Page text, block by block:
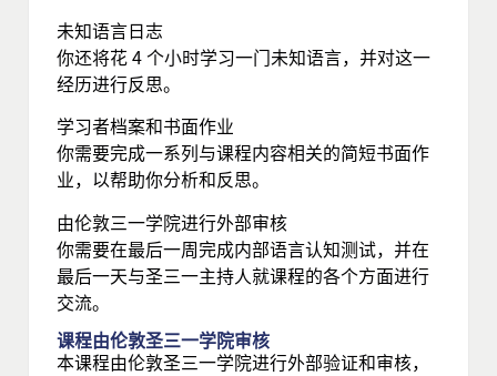
未知语言日志
你还将花 4 个小时学习一门未知语言，并对这一
经历进行反思。
学习者档案和书面作业
你需要完成一系列与课程内容相关的简短书面作
业，以帮助你分析和反思。
由伦敦三一学院进行外部审核
你需要在最后一周完成内部语言认知测试，并在
最后一天与圣三一主持人就课程的各个方面进行
交流。
课程由伦敦圣三一学院审核
本课程由伦敦圣三一学院进行外部验证和审核，